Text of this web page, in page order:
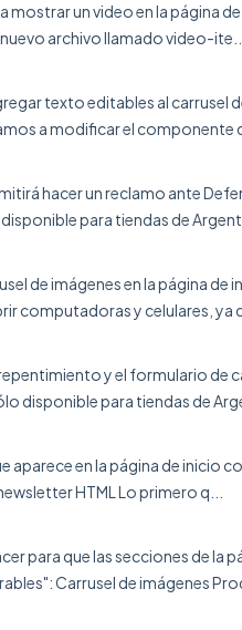
mostrar un video en la página
archivo llamado video-ite...
texto editables al carrusel
a modificar el componente
hacer un reclamo ante
para tiendas de
de imágenes en la página
computadoras y celulares, ya
y el formulario de
disponible para tiendas de
aparece en la página de inicio
HTML Lo primero q...
para que las secciones de la
Carrusel de imágenes